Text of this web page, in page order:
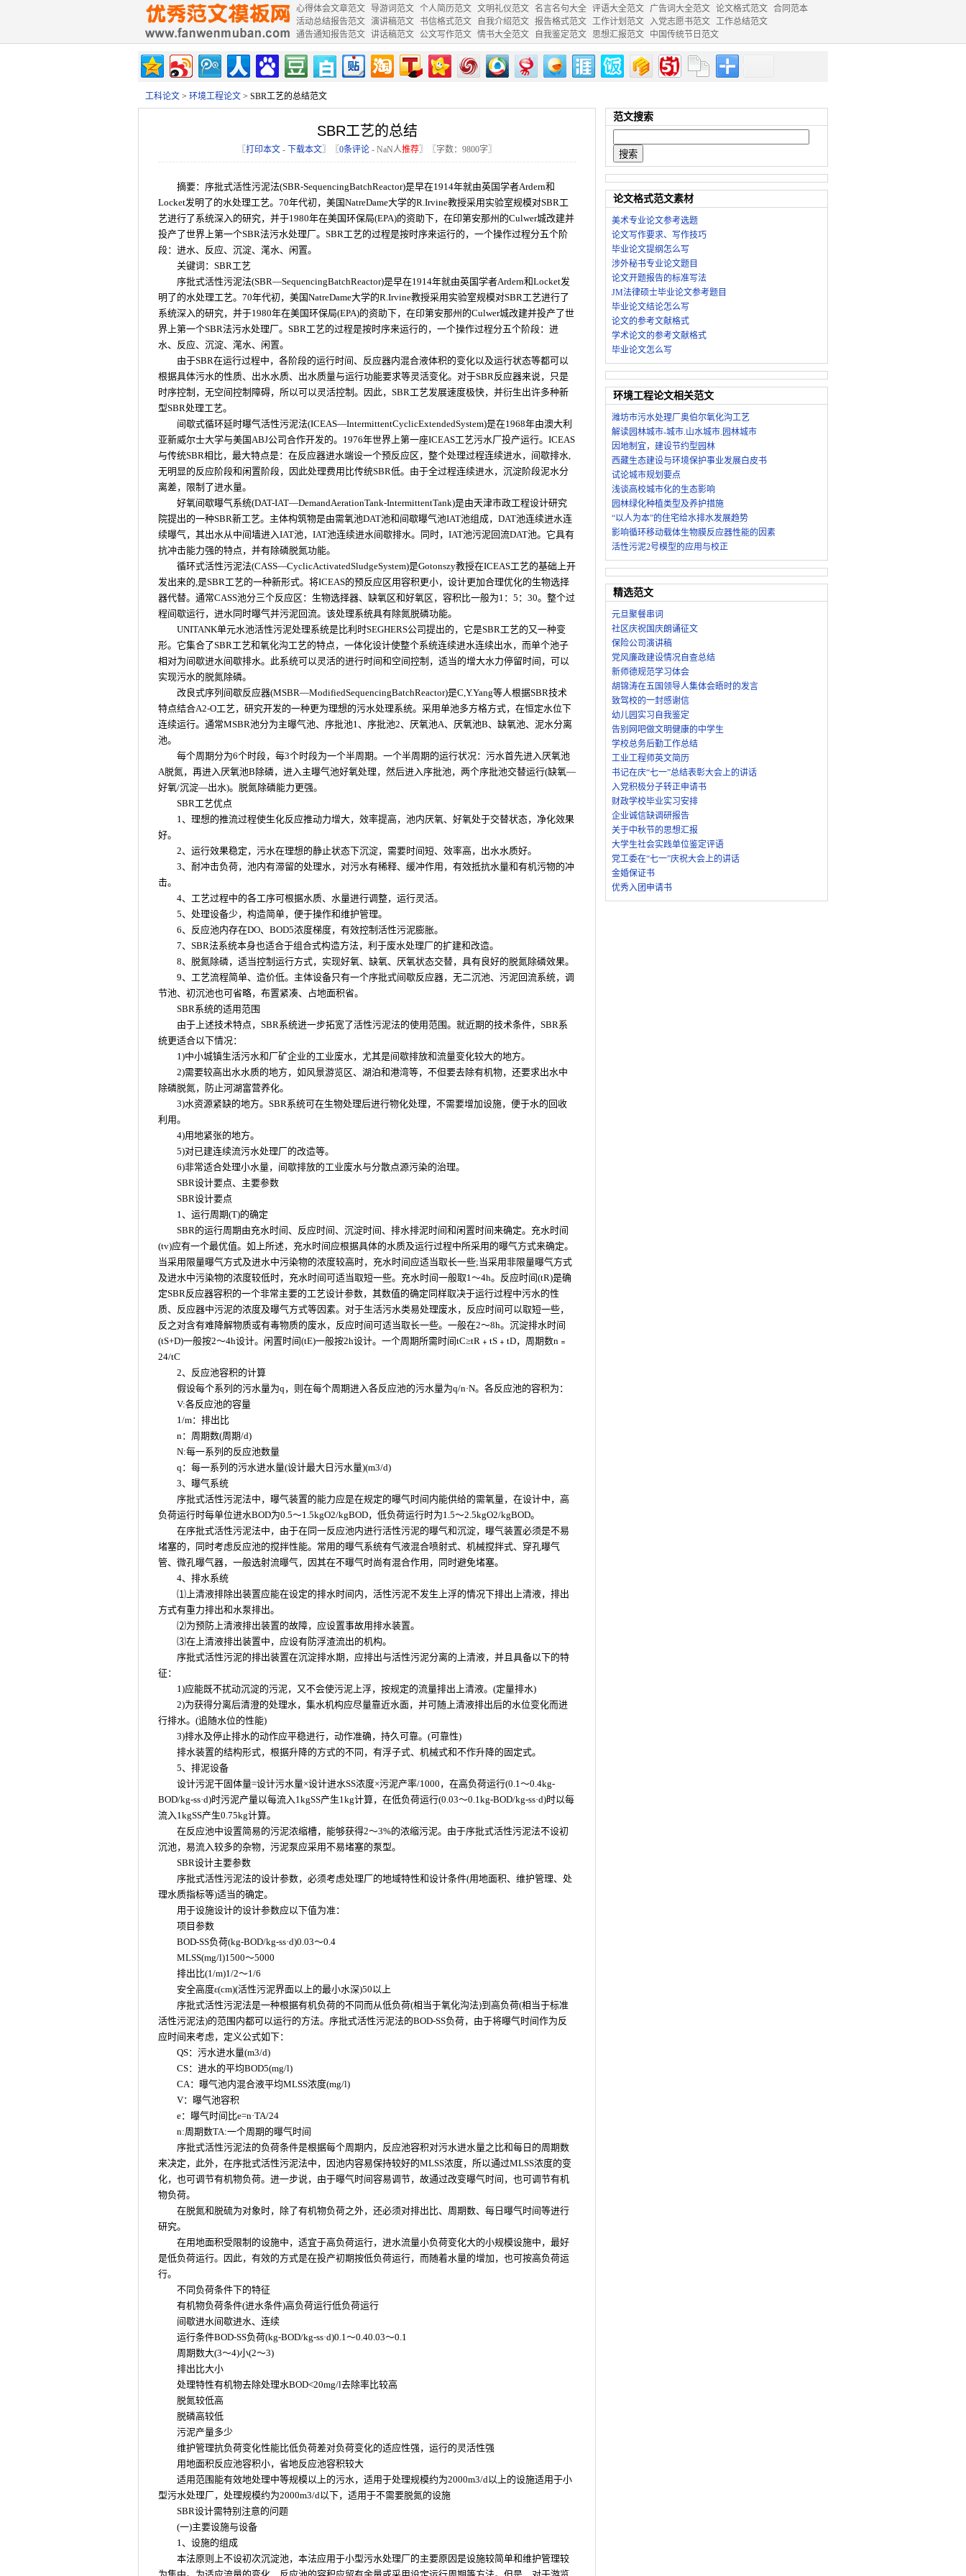
心得体会文章范文 导游词范文 个人简历范文 文明礼仪范文 名言名句大全 评语大全范文 广告词大全范文 论文格式范文 合同范本
活动总结报告范文 演讲稿范文 书信格式范文 自我介绍范文 报告格式范文 工作计划范文 入党志愿书范文 工作总结范文
通告通知报告范文 讲话稿范文 公文写作范文 情书大全范文 自我鉴定范文 思想汇报范文 中国传统节日范文
工科论文 > 环境工程论文 > SBR工艺的总结范文
SBR工艺的总结
〖打印本文 - 下载本文〗〖0条评论 - NaN人推荐〗〖字数：9800字〗
摘要：序批式活性污泥法(SBR-SequencingBatchReactor)是早在1914年就由英国学者Ardern和
Locket发明了的水处理工艺。70年代初，美国NatreDame大学的R.Irvine教授采用实验室规模对SBR工
艺进行了系统深入的研究，并于1980年在美国环保局(EPA)的资助下，在印第安那州的Culwer城改建并
投产了世界上第一个SBR法污水处理厂。SBR工艺的过程是按时序来运行的，一个操作过程分五个阶
段：进水、反应、沉淀、滗水、闲置。
关键词：SBR工艺
序批式活性污泥法(SBR—SequencingBatchReactor)是早在1914年就由英国学者Ardern和Locket发
明了的水处理工艺。70年代初，美国NatreDame大学的R.Irvine教授采用实验室规模对SBR工艺进行了
系统深入的研究，并于1980年在美国环保局(EPA)的资助下，在印第安那州的Culwer城改建并投产了世
界上第一个SBR法污水处理厂。SBR工艺的过程是按时序来运行的，一个操作过程分五个阶段：进
水、反应、沉淀、滗水、闲置。
由于SBR在运行过程中，各阶段的运行时间、反应器内混合液体积的变化以及运行状态等都可以
根据具体污水的性质、出水水质、出水质量与运行功能要求等灵活变化。对于SBR反应器来说，只是
时序控制，无空间控制障碍，所以可以灵活控制。因此，SBR工艺发展速度极快，并衍生出许多种新
型SBR处理工艺。
间歇式循环延时曝气活性污泥法(ICEAS—IntermittentCyclicExtendedSystem)是在1968年由澳大利
亚新威尔士大学与美国ABJ公司合作开发的。1976年世界上第一座ICEAS工艺污水厂投产运行。ICEAS
与传统SBR相比，最大特点是：在反应器进水端设一个预反应区，整个处理过程连续进水，间歇排水,
无明显的反应阶段和闲置阶段，因此处理费用比传统SBR低。由于全过程连续进水，沉淀阶段泥水分
离差，限制了进水量。
好氧间歇曝气系统(DAT-IAT—DemandAerationTank-IntermittentTank)是由天津市政工程设计研究
院提出的一种SBR新工艺。主体构筑物是由需氧池DAT池和间歇曝气池IAT池组成，DAT池连续进水连
续曝气，其出水从中间墙进入IAT池，IAT池连续进水间歇排水。同时，IAT池污泥回流DAT池。它具有
抗冲击能力强的特点，并有除磷脱氮功能。
循环式活性污泥法(CASS—CyclicActivatedSludgeSystem)是Gotonszy教授在ICEAS工艺的基础上开
发出来的,是SBR工艺的一种新形式。将ICEAS的预反应区用容积更小，设计更加合理优化的生物选择
器代替。通常CASS池分三个反应区：生物选择器、缺氧区和好氧区，容积比一般为1：5：30。整个过
程间歇运行，进水同时曝气并污泥回流。该处理系统具有除氮脱磷功能。
UNITANK单元水池活性污泥处理系统是比利时SEGHERS公司提出的，它是SBR工艺的又一种变
形。它集合了SBR工艺和氧化沟工艺的特点，一体化设计使整个系统连续进水连续出水，而单个池子
相对为间歇进水间歇排水。此系统可以灵活的进行时间和空间控制，适当的增大水力停留时间，可以
实现污水的脱氮除磷。
改良式序列间歇反应器(MSBR—ModifiedSequencingBatchReactor)是C,Y.Yang等人根据SBR技术
特点结合A2-O工艺，研究开发的一种更为理想的污水处理系统。采用单池多方格方式，在恒定水位下
连续运行。通常MSBR池分为主曝气池、序批池1、序批池2、厌氧池A、厌氧池B、缺氧池、泥水分离
池。
每个周期分为6个时段，每3个时段为一个半周期。一个半周期的运行状况：污水首先进入厌氧池
A脱氮，再进入厌氧池B除磷，进入主曝气池好氧处理，然后进入序批池，两个序批池交替运行(缺氧—
好氧/沉淀—出水)。脱氮除磷能力更强。
SBR工艺优点
1、理想的推流过程使生化反应推动力增大，效率提高，池内厌氧、好氧处于交替状态，净化效果
好。
2、运行效果稳定，污水在理想的静止状态下沉淀，需要时间短、效率高，出水水质好。
3、耐冲击负荷，池内有滞留的处理水，对污水有稀释、缓冲作用，有效抵抗水量和有机污物的冲
击。
4、工艺过程中的各工序可根据水质、水量进行调整，运行灵活。
5、处理设备少，构造简单，便于操作和维护管理。
6、反应池内存在DO、BOD5浓度梯度，有效控制活性污泥膨胀。
7、SBR法系统本身也适合于组合式构造方法，利于废水处理厂的扩建和改造。
8、脱氮除磷，适当控制运行方式，实现好氧、缺氧、厌氧状态交替，具有良好的脱氮除磷效果。
9、工艺流程简单、造价低。主体设备只有一个序批式间歇反应器，无二沉池、污泥回流系统，调
节池、初沉池也可省略，布置紧凑、占地面积省。
SBR系统的适用范围
由于上述技术特点，SBR系统进一步拓宽了活性污泥法的使用范围。就近期的技术条件，SBR系
统更适合以下情况：
1)中小城镇生活污水和厂矿企业的工业废水，尤其是间歇排放和流量变化较大的地方。
2)需要较高出水水质的地方，如风景游览区、湖泊和港湾等，不但要去除有机物，还要求出水中
除磷脱氮，防止河湖富营养化。
3)水资源紧缺的地方。SBR系统可在生物处理后进行物化处理，不需要增加设施，便于水的回收
利用。
4)用地紧张的地方。
5)对已建连续流污水处理厂的改造等。
6)非常适合处理小水量，间歇排放的工业废水与分散点源污染的治理。
SBR设计要点、主要参数
SBR设计要点
1、运行周期(T)的确定
SBR的运行周期由充水时间、反应时间、沉淀时间、排水排泥时间和闲置时间来确定。充水时间
(tv)应有一个最优值。如上所述，充水时间应根据具体的水质及运行过程中所采用的曝气方式来确定。
当采用限量曝气方式及进水中污染物的浓度较高时，充水时间应适当取长一些;当采用非限量曝气方式
及进水中污染物的浓度较低时，充水时间可适当取短一些。充水时间一般取1～4h。反应时间(tR)是确
定SBR反应器容积的一个非常主要的工艺设计参数，其数值的确定同样取决于运行过程中污水的性
质、反应器中污泥的浓度及曝气方式等因素。对于生活污水类易处理废水，反应时间可以取短一些，
反之对含有难降解物质或有毒物质的废水，反应时间可适当取长一些。一般在2～8h。沉淀排水时间
(tS+D)一般按2～4h设计。闲置时间(tE)一般按2h设计。一个周期所需时间tC≥tR﹢tS﹢tD，周期数n﹦
24/tC
2、反应池容积的计算
假设每个系列的污水量为q，则在每个周期进入各反应池的污水量为q/n·N。各反应池的容积为：
V:各反应池的容量
1/m：排出比
n：周期数(周期/d)
N:每一系列的反应池数量
q：每一系列的污水进水量(设计最大日污水量)(m3/d)
3、曝气系统
序批式活性污泥法中，曝气装置的能力应是在规定的曝气时间内能供给的需氧量，在设计中，高
负荷运行时每单位进水BOD为0.5～1.5kgO2/kgBOD，低负荷运行时为1.5～2.5kgO2/kgBOD。
在序批式活性污泥法中，由于在同一反应池内进行活性污泥的曝气和沉淀，曝气装置必须是不易
堵塞的，同时考虑反应池的搅拌性能。常用的曝气系统有气液混合喷射式、机械搅拌式、穿孔曝气
管、微孔曝气器，一般选射流曝气，因其在不曝气时尚有混合作用，同时避免堵塞。
4、排水系统
⑴上清液排除出装置应能在设定的排水时间内，活性污泥不发生上浮的情况下排出上清液，排出
方式有重力排出和水泵排出。
⑵为预防上清液排出装置的故障，应设置事故用排水装置。
⑶在上清液排出装置中，应设有防浮渣流出的机构。
序批式活性污泥的排出装置在沉淀排水期，应排出与活性污泥分离的上清液，并且具备以下的特
征：
1)应能既不扰动沉淀的污泥，又不会使污泥上浮，按规定的流量排出上清液。(定量排水)
2)为获得分离后清澄的处理水，集水机构应尽量靠近水面，并可随上清液排出后的水位变化而进
行排水。(追随水位的性能)
3)排水及停止排水的动作应平稳进行，动作准确，持久可靠。(可靠性)
排水装置的结构形式，根据升降的方式的不同，有浮子式、机械式和不作升降的固定式。
5、排泥设备
设计污泥干固体量=设计污水量×设计进水SS浓度×污泥产率/1000，在高负荷运行(0.1～0.4kg-
BOD/kg-ss·d)时污泥产量以每流入1kgSS产生1kg计算，在低负荷运行(0.03～0.1kg-BOD/kg-ss·d)时以每
流入1kgSS产生0.75kg计算。
在反应池中设置简易的污泥浓缩槽，能够获得2～3%的浓缩污泥。由于序批式活性污泥法不设初
沉池，易流入较多的杂物，污泥泵应采用不易堵塞的泵型。
SBR设计主要参数
序批式活性污泥法的设计参数，必须考虑处理厂的地域特性和设计条件(用地面积、维护管理、处
理水质指标等)适当的确定。
用于设施设计的设计参数应以下值为准：
项目参数
BOD-SS负荷(kg-BOD/kg-ss·d)0.03～0.4
MLSS(mg/l)1500～5000
排出比(1/m)1/2～1/6
安全高度ε(cm)(活性污泥界面以上的最小水深)50以上
序批式活性污泥法是一种根据有机负荷的不同而从低负荷(相当于氧化沟法)到高负荷(相当于标准
活性污泥法)的范围内都可以运行的方法。序批式活性污泥法的BOD-SS负荷，由于将曝气时间作为反
应时间来考虑，定义公式如下：
QS：污水进水量(m3/d)
CS：进水的平均BOD5(mg/l)
CA：曝气池内混合液平均MLSS浓度(mg/l)
V：曝气池容积
e：曝气时间比e=n·TA/24
n:周期数TA:一个周期的曝气时间
序批式活性污泥法的负荷条件是根据每个周期内，反应池容积对污水进水量之比和每日的周期数
来决定，此外，在序批式活性污泥法中，因池内容易保持较好的MLSS浓度，所以通过MLSS浓度的变
化，也可调节有机物负荷。进一步说，由于曝气时间容易调节，故通过改变曝气时间，也可调节有机
物负荷。
在脱氮和脱硫为对象时，除了有机物负荷之外，还必须对排出比、周期数、每日曝气时间等进行
研究。
在用地面积受限制的设施中，适宜于高负荷运行，进水流量小负荷变化大的小规模设施中，最好
是低负荷运行。因此，有效的方式是在投产初期按低负荷运行，而随着水量的增加，也可按高负荷运
行。
不同负荷条件下的特征
有机物负荷条件(进水条件)高负荷运行低负荷运行
间歇进水间歇进水、连续
运行条件BOD-SS负荷(kg-BOD/kg-ss·d)0.1～0.40.03～0.1
周期数大(3～4)小(2～3)
排出比大小
处理特性有机物去除处理水BOD<20mg/l去除率比较高
脱氮较低高
脱磷高较低
污泥产量多少
维护管理抗负荷变化性能比低负荷差对负荷变化的适应性强，运行的灵活性强
用地面积反应池容积小，省地反应池容积较大
适用范围能有效地处理中等规模以上的污水，适用于处理规模约为2000m3/d以上的设施适用于小
型污水处理厂，处理规模约为2000m3/d以下，适用于不需要脱氮的设施
SBR设计需特别注意的问题
(一)主要设施与设备
1、设施的组成
本法原则上不设初次沉淀池，本法应用于小型污水处理厂的主要原因是设施较简单和维护管理较
范文搜索
论文格式范文素材
美术专业论文参考选题
论文写作要求、写作技巧
毕业论文提纲怎么写
涉外秘书专业论文题目
论文开题报告的标准写法
JM法律硕士毕业论文参考题目
毕业论文结论怎么写
论文的参考文献格式
学术论文的参考文献格式
毕业论文怎么写
环境工程论文相关范文
潍坊市污水处理厂奥伯尔氧化沟工艺
解读园林城市-城市.山水城市.园林城市
因地制宜，建设节约型园林
西藏生态建设与环境保护事业发展白皮书
试论城市规划要点
浅谈高校城市化的生态影响
园林绿化种植类型及养护措施
“以人为本”的住宅给水排水发展趋势
影响循环移动载体生物膜反应器性能的因素
活性污泥2号模型的应用与校正
精选范文
元旦聚餐串词
社区庆祝国庆朗诵征文
保险公司演讲稿
党风廉政建设情况自查总结
新师德规范学习体会
胡锦涛在五国领导人集体会晤时的发言
致驾校的一封感谢信
幼儿园实习自我鉴定
告别网吧做文明健康的中学生
学校总务后勤工作总结
工业工程师英文简历
书记在庆“七一”总结表彰大会上的讲话
入党积极分子转正申请书
财政学校毕业实习安排
企业诚信缺调研报告
关于中秋节的思想汇报
大学生社会实践单位鉴定评语
党工委在“七一”庆祝大会上的讲话
金婚保证书
优秀入团申请书